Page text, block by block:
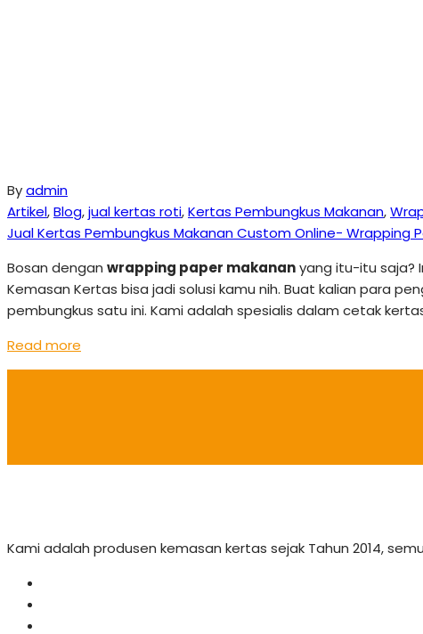
Byadmin
Artikel,Blog,jual kertas roti,Kertas Pembungkus Makanan,
Jual Kertas Pembungkus Makanan Custom Online- Wrapping
Bosan dengan wrapping paper makananyang itu-itu saja?
Kemasan Kertas bisa jadi solusi kamu nih. Buat kalian para
pembungkus satu ini. Kami adalah spesialis dalam cetak
Read more
Kami adalah produsen kemasan kertas sejak Tahun 2014,